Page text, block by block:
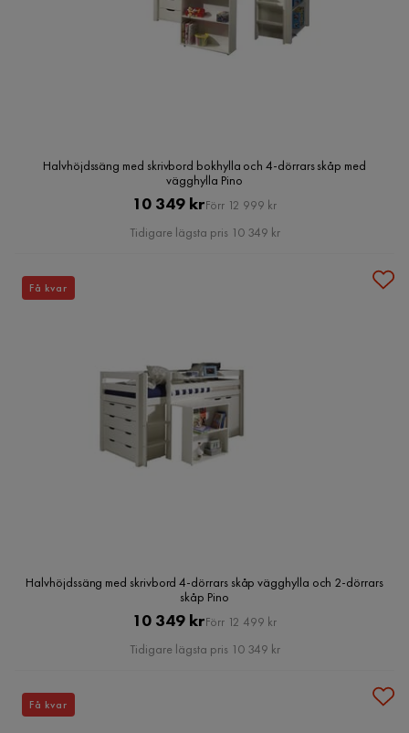
Halvhöjdssäng med skrivbord bokhylla och 4-dörrars skåp med
vägghylla Pino
Pris
10 349 krOriginal
Pris
Förr 12 999 kr
Tidigare lägsta pris 10 349 kr
Halvhöjdssäng med skrivbord 4-dörrars skåp vägghylla och 2-dörrars
skåp Pino
Pris
10 349 krOriginal
Pris
Förr 12 499 kr
Tidigare lägsta pris 10 349 kr
Få kvar
Få kvar